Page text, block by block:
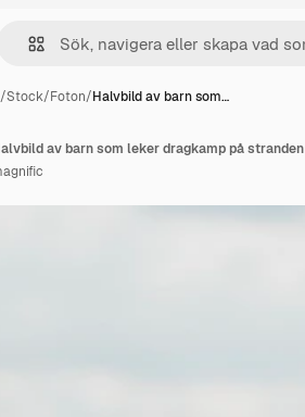
/Stock/Foton/Halvbild av barn som…
av barn som leker dragkamp på stranden